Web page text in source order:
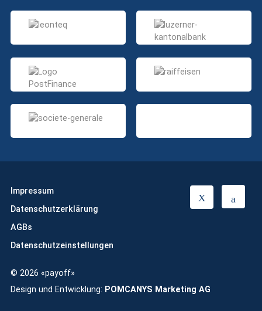
Impressum
Datenschutzerklärung
AGBs
Datenschutzeinstellungen
© 2026 «payoff»
Design und Entwicklung: POMCANYS Marketing AG
L
n
T